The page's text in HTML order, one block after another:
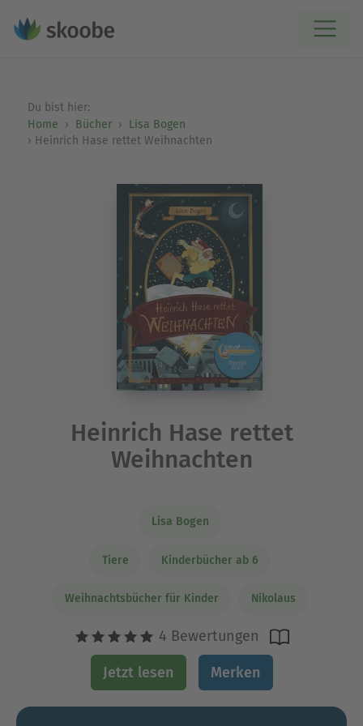
Du bist hier:
Home
Bücher
Lisa Bogen
Heinrich Hase rettet Weihnachten
Heinrich Hase rettet
Weihnachten
Lisa Bogen
Tiere Kinderbücher ab 6
Weihnachtsbücher für Kinder Nikolaus
4 Bewertungen
Jetzt lesen Merken